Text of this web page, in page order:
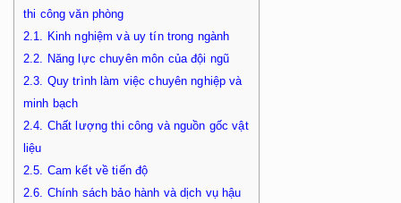
thi công văn phòng
2.1. Kinh nghiệm và uy tín trong ngành
2.2. Năng lực chuyên môn của đội ngũ
2.3. Quy trình làm việc chuyên nghiệp và
minh bạch
2.4. Chất lượng thi công và nguồn gốc vật
liệu
2.5. Cam kết về tiến độ
2.6. Chính sách bảo hành và dịch vụ hậu